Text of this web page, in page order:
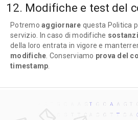
12. Modifiche e test del
Potremo aggiornare questa Politica
servizio. In caso di modifiche
della loro entrata in vigore e
modifiche. Conserviamo prova del
timestamp.